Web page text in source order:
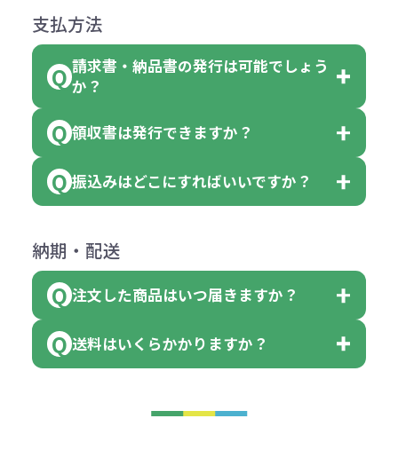
費用）
になっております。
クエアトート」は10個単位でしたら
色を指定出来るので、ピンクを100
個、ブルーを90個、イエローを110
【色指定の仕方】
に必要な個数を入力ください。
※10個単位など購入できる単位が決
はまらない数を入力すると、アラー
アラートに従って数を調整してくだ
合
●名入れ、オリジナルの内容が異な
っていた場合
または返金にて対応させていただき
ます。
その際不良品については送料着払い
ください。
（商品の状態により、対応が変わる
※不良商品をご返却いただけない場
います。あらかじめご了承くださ
計算例：
＜1色印刷の場合＞
（提供価格（商品代）+名入れ費用
（印刷代））×枚数+製版代
（提供価格（商品代）+名入れ費用
×色数
※例えば2色印刷の場合には、名入
れ費用が2倍、製版代が2倍必要で
相談下さい。
商品によりますが、お見積もりさせ
ていただきます。
見積もりサポートから個別でお問い
支払方法
請求書・納品書の発行は可能でしょう
か？
会員様はマイページより各種帳票の
ダウンロードが可能です。
詳しくはこちらはご確認ください。
領収書のダウンロード
領収書は発行できますか？
会員様はマイページより各種帳票の
詳しくはこちらはご確認ください。
領収書のダウンロード
振込みはどこにすればいいですか？
下記口座にお願いします。
■三菱UFJ銀行
小田井支店（おたいしてん）
■ゆうちょ銀行（振替口座）
納期・配送
注文した商品はいつ届きますか？
既製品の場合、ご入金確認後3営業
ご入金確認後約3週間となります。
送料はいくらかかりますか？